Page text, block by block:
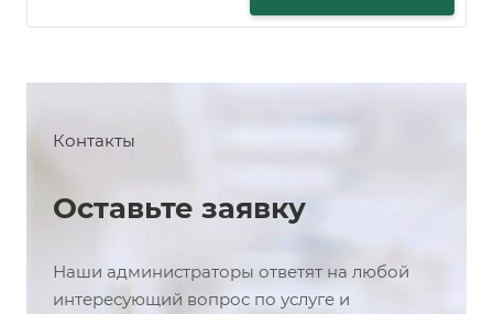
Контакты
Оставьте заявку
Наши администраторы ответят на любой
интересующий вопрос по услуге и